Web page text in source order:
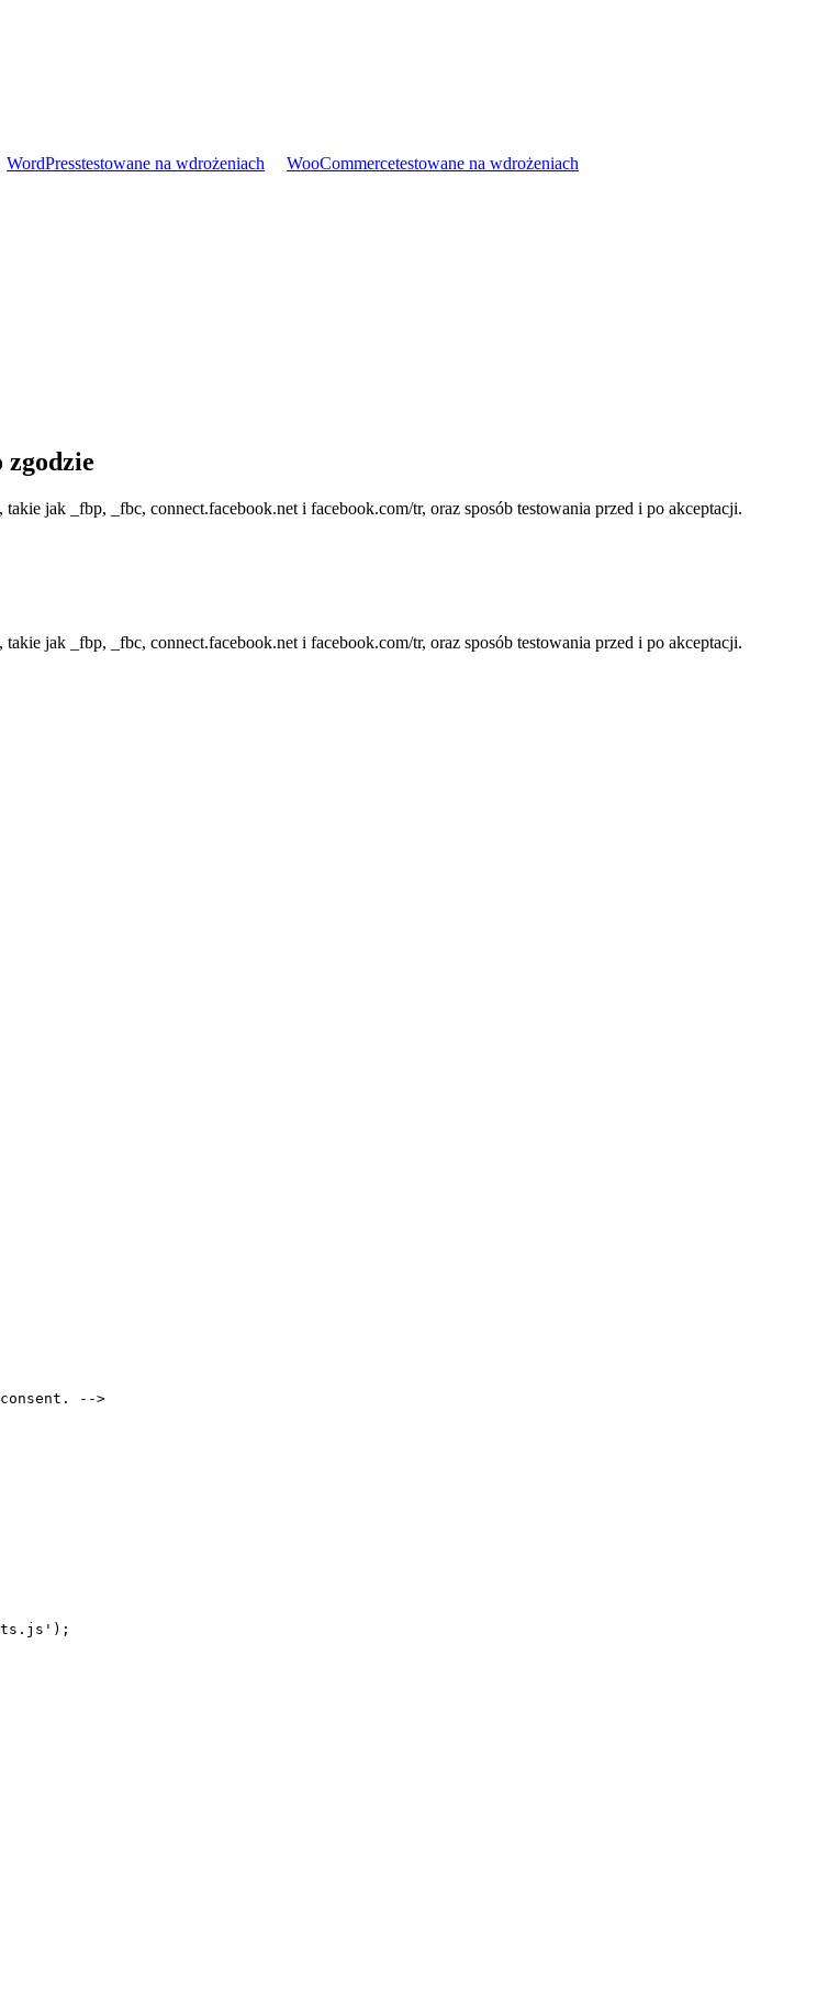
WordPresstestowane na wdrożeniach WooCommercetestowane na wdrożeniach
jak _fbp, _fbc, connect.facebook.net i facebook.com/tr, oraz sposób testowania przed i po akceptacji.
jak _fbp, _fbc, connect.facebook.net i facebook.com/tr, oraz sposób testowania przed i po akceptacji.
-->